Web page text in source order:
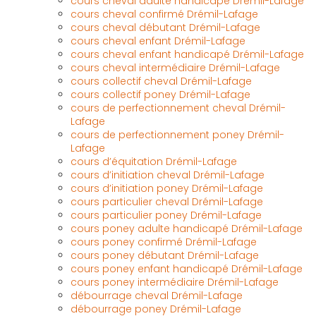
cours cheval confirmé Drémil-Lafage
cours cheval débutant Drémil-Lafage
cours cheval enfant Drémil-Lafage
cours cheval enfant handicapé Drémil-Lafage
cours cheval intermédiaire Drémil-Lafage
cours collectif cheval Drémil-Lafage
cours collectif poney Drémil-Lafage
cours de perfectionnement cheval Drémil-
Lafage
cours de perfectionnement poney Drémil-
Lafage
cours d’équitation Drémil-Lafage
cours d’initiation cheval Drémil-Lafage
cours d’initiation poney Drémil-Lafage
cours particulier cheval Drémil-Lafage
cours particulier poney Drémil-Lafage
cours poney adulte handicapé Drémil-Lafage
cours poney confirmé Drémil-Lafage
cours poney débutant Drémil-Lafage
cours poney enfant handicapé Drémil-Lafage
cours poney intermédiaire Drémil-Lafage
débourrage cheval Drémil-Lafage
débourrage poney Drémil-Lafage